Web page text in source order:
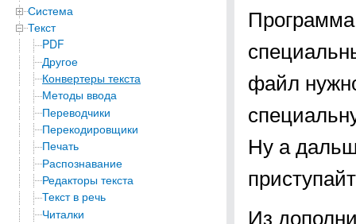
Система
Текст
PDF
Другое
Конвертеры текста
Методы ввода
Переводчики
Перекодировщики
Печать
Распознавание
Редакторы текста
Текст в речь
Читалки
файл
Ну а
Из